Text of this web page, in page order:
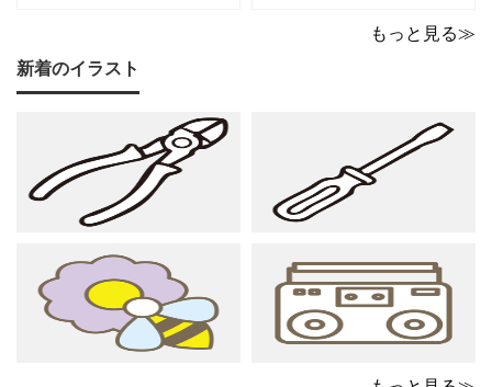
ーの猫デザイン請求書雛
形です。波打ちフレーム
の中に描かれたキャット
シルエットや小さな肉球
モチーフが、ビジネス文
書にさりげない
おしゃれな請求書フォー
出したいときにも活躍し
ます。 猫カフェやトリミ
ングサロン
もっと見る≫
新着のイラスト